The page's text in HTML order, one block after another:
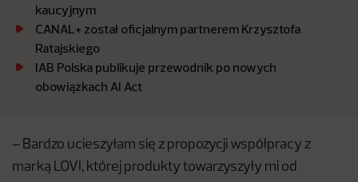
kaucyjnym
CANAL+ został oficjalnym partnerem Krzysztofa
Ratajskiego
IAB Polska publikuje przewodnik po nowych
obowiązkach AI Act
– Bardzo ucieszyłam się z propozycji współpracy z
marką LOVI, której produkty towarzyszyły mi od